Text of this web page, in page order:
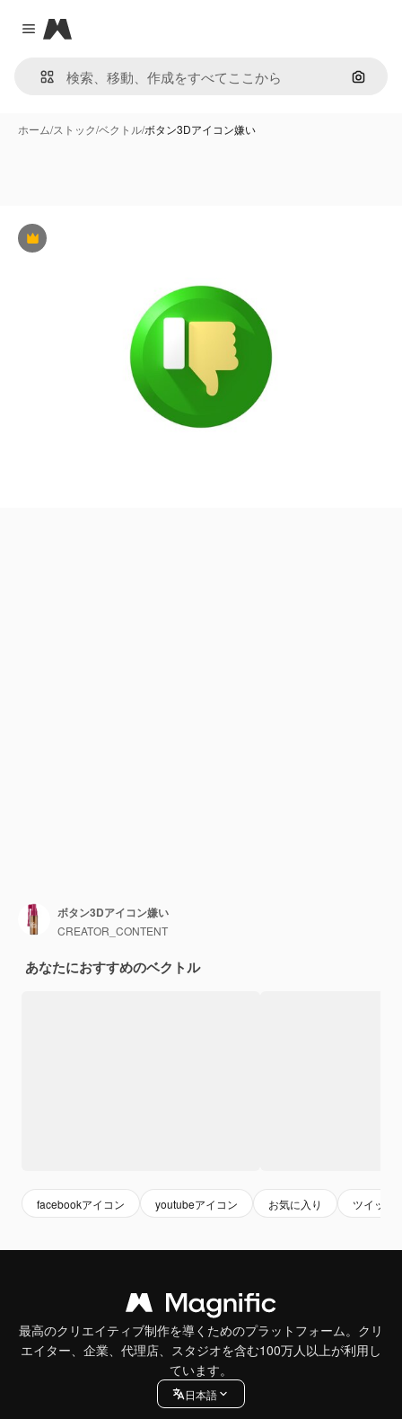
Close menu
Magnific
画像で
ホーム/ストック/ベクトル/ボタン3Dアイコン嫌い
Premium
ボタン3Dアイコン嫌い
CREATOR_CONTENT
あなたにおすすめのベクトル
facebookアイコン youtubeアイコン お気に入り ツイッタ
最高のクリエイティブ制作を導くためのプラットフォーム。クリ
エイター、企業、代理店、スタジオを含む100万人以上が利用し
ています。
日本語